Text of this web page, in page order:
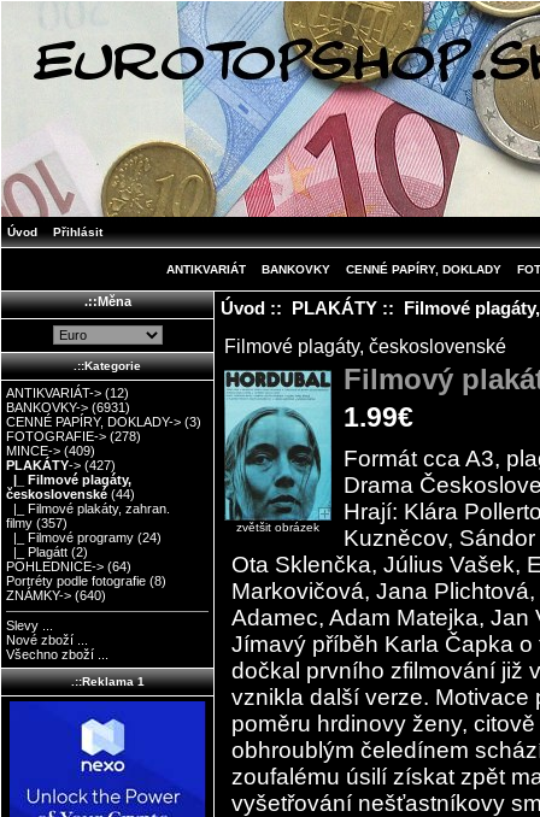
Úvod Přihlásit
ANTIKVARIÁT BANKOVKY CENNÉ PAPÍRY, DOKLADY
.::Měna
.::Kategorie
ANTIKVARIÁT-> (12)
BANKOVKY-> (6931)
CENNÉ PAPÍRY, DOKLADY-> (3)
FOTOGRAFIE-> (278)
MINCE-> (409)
PLAKÁTY-> (427)
|_ Filmové plagáty,
československé (44)
|_ Filmové plakáty, zahran.
filmy (357)
|_ Filmové programy (24)
|_ Plagátt (2)
POHLEDNICE-> (64)
Portréty podle fotografie (8)
ZNÁMKY-> (640)
Slevy ...
Nové zboží ...
Všechno zboží ...
.::Reklama 1
Úvod:: PLAKÁTY:: Filmové
Filmové plagáty, československé
zvětšit obrázek
Filmový
1.99€
Formát cca A3,
Drama
Hrají: Klára
Kuzněcov,
Ota Sklenčka, Július Vašek,
Markovičová, Jana
Adamec, Adam Matejka, Jan
Jímavý příběh Karla Čapka
dočkal prvního zfilmování již
vznikla další verze.
poměru hrdinovy ženy,
obhroublým čeledínem
zoufalému úsilí získat zpět
vyšetřování nešťastníkovy